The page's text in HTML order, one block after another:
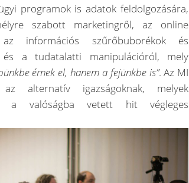
programok is adatok feldolgozására,
szabott marketingről, az online
az információs szűrőbuborékok és
és a tudatalatti manipulációról, mely
érnek el, hanem a fejünkbe is”. Az MI
alternatív igazságoknak, melyek
a valóságba vetett hit végleges